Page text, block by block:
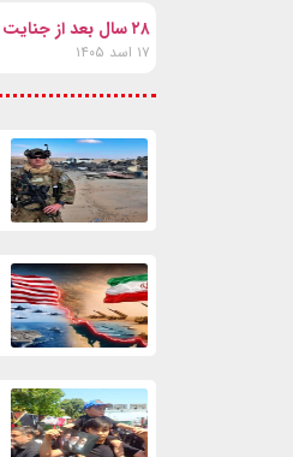
۲۸ سال بعد از جنایت مزارشریف؛ طالبان، پاکستان یا نیروهای خودسر؟
۱۷ اسد ۱۴۰۵